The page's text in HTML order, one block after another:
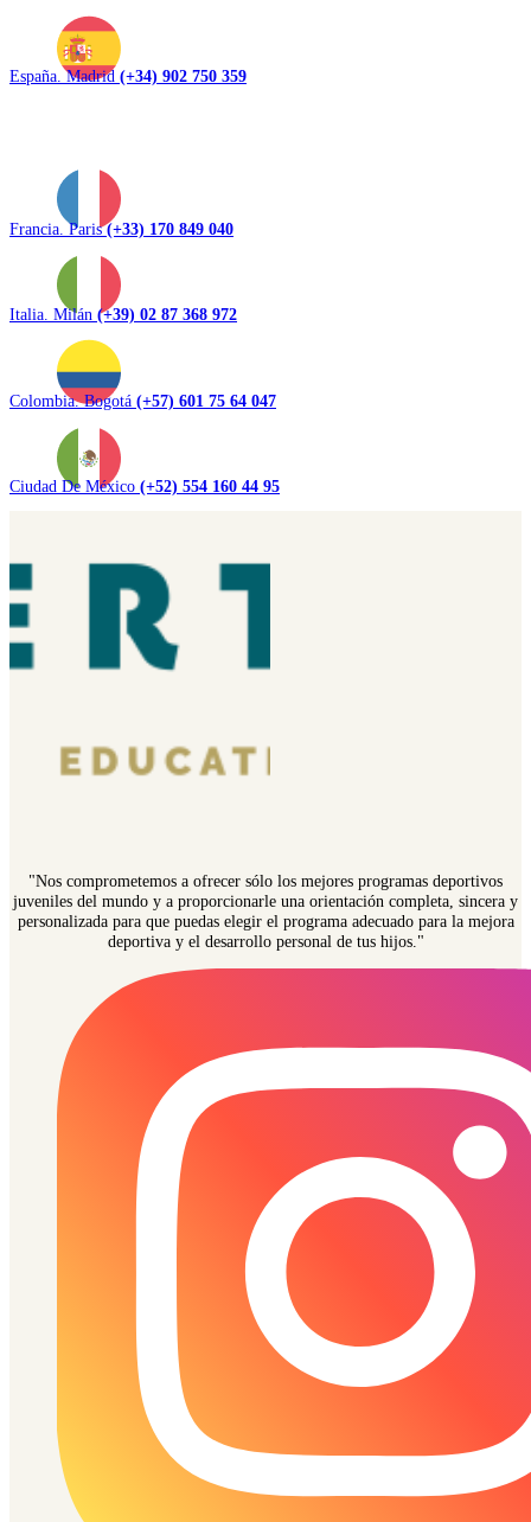
España. Madrid (+34) 902 750 359
Francia. Paris(+33) 170 849 040
Italia. Milán (+39) 02 87 368 972
Colombia. Bogotá (+57) 601 75 64 047
Ciudad De México (+52) 554 160 44 95
"Nos comprometemos a ofrecer sólo los mejores programas deportivos
juveniles del mundo y a proporcionarle una orientación completa, sincera y
personalizada para que puedas elegir el programa adecuado para la mejora
deportiva y el desarrollo personal de tus hijos."